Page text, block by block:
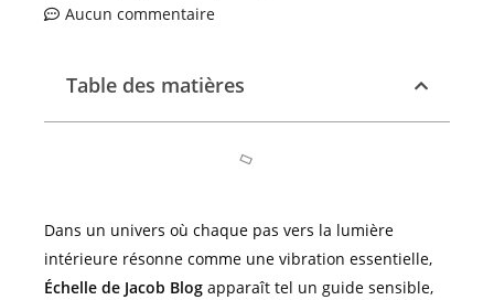
Aucun commentaire
Table des matières
Dans un univers où chaque pas vers la lumière
intérieure résonne comme une vibration essentielle,
Échelle de Jacob Blog apparaît tel un guide sensible,